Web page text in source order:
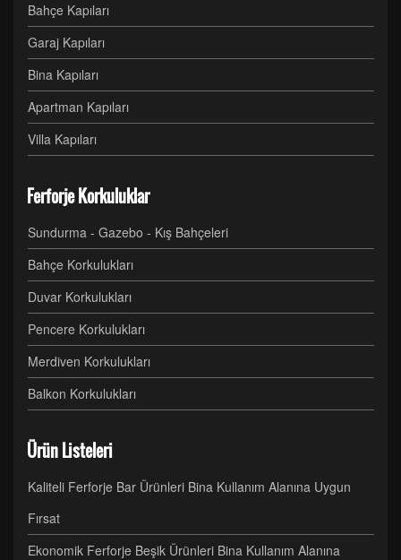
Bahçe Kapıları
Garaj Kapıları
Bina Kapıları
Apartman Kapıları
Villa Kapıları
Ferforje Korkuluklar
Sundurma - Gazebo - Kış Bahçeleri
Bahçe Korkulukları
Duvar Korkulukları
Pencere Korkulukları
Merdiven Korkulukları
Balkon Korkulukları
Ürün Listeleri
Kaliteli Ferforje Bar Ürünleri Bina Kullanım Alanına Uygun
Fırsat
Ekonomik Ferforje Beşik Ürünleri Bina Kullanım Alanına